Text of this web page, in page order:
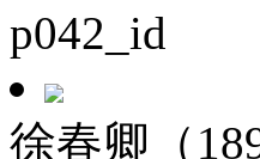
p042_id
徐春卿（